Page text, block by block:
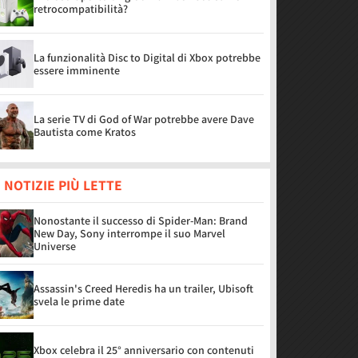
retrocompatibilità?
La funzionalità Disc to Digital di Xbox potrebbe
essere imminente
La serie TV di God of War potrebbe avere Dave
Bautista come Kratos
NOTIZIE PIÙ LETTE
Nonostante il successo di Spider-Man: Brand
New Day, Sony interrompe il suo Marvel
Universe
Assassin's Creed Heredis ha un trailer, Ubisoft
svela le prime date
Xbox celebra il 25° anniversario con contenuti